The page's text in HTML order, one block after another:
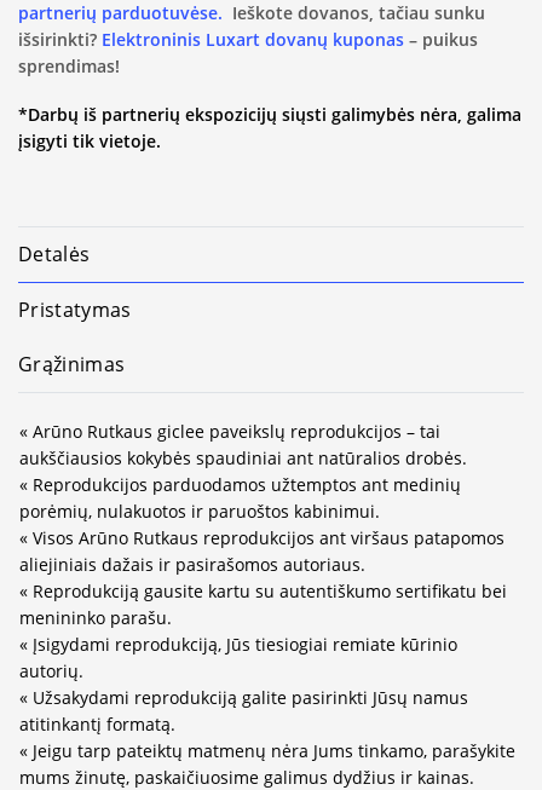
partnerių parduotuvėse. Ieškote dovanos, tačiau sunku
išsirinkti? Elektroninis Luxart dovanų kuponas – puikus
sprendimas!
*Darbų iš partnerių ekspozicijų siųsti galimybės nėra, galima
įsigyti tik vietoje.
Detalės
Pristatymas
Grąžinimas
« Arūno Rutkaus giclee paveikslų reprodukcijos – tai
aukščiausios kokybės spaudiniai ant natūralios drobės.
« Reprodukcijos parduodamos užtemptos ant medinių
porėmių, nulakuotos ir paruoštos kabinimui.
« Visos Arūno Rutkaus reprodukcijos ant viršaus patapomos
aliejiniais dažais ir pasirašomos autoriaus.
« Reprodukciją gausite kartu su autentiškumo sertifikatu bei
menininko parašu.
« Įsigydami reprodukciją, Jūs tiesiogiai remiate kūrinio
autorių.
« Užsakydami reprodukciją galite pasirinkti Jūsų namus
atitinkantį formatą.
« Jeigu tarp pateiktų matmenų nėra Jums tinkamo, parašykite
mums žinutę, paskaičiuosime galimus dydžius ir kainas.